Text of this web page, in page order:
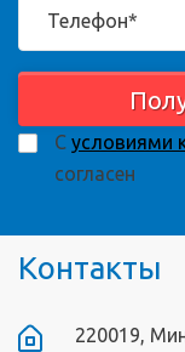
С условиями
согласен
Контакты
220019,